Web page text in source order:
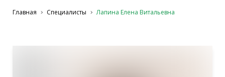
Главная Специалисты Лапина Елена Витальевна